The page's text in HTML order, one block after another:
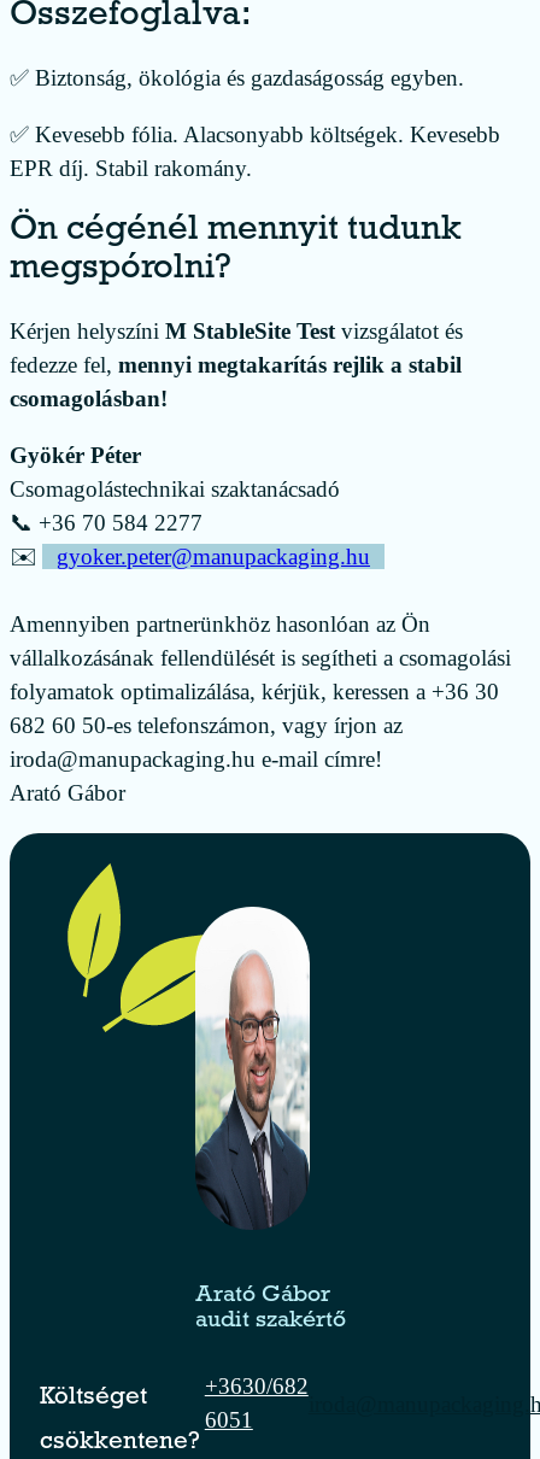
Összefoglalva:
✅ Biztonság, ökológia és gazdaságosság egyben.
✅ Kevesebb fólia. Alacsonyabb költségek. Kevesebb
EPR díj. Stabil rakomány.
Ön cégénél mennyit tudunk
megspórolni?
Kérjen helyszíni M StableSite Test vizsgálatot és
fedezze fel, mennyi megtakarítás rejlik a stabil
csomagolásban!
Gyökér Péter
Csomagolástechnikai szaktanácsadó
📞 +36 70 584 2277
✉️
gyoker.peter@manupackaging.hu
Amennyiben partnerünkhöz hasonlóan az Ön
vállalkozásának fellendülését is segítheti a csomagolási
folyamatok optimalizálása, kérjük, keressen a +36 30
682 60 50-es telefonszámon, vagy írjon az
iroda@manupackaging.hu e-mail címre!
Arató Gábor
Arató Gábor
audit szakértő
Költséget
csökkentene?
+3630/682
6051